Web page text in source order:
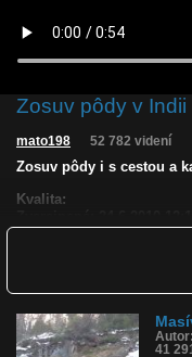
Zosuv pôdy v Indii
mato198 52 782 videní
Zosuv pôdy i s cestou a
Kvalita:
Tagy: india, zosuv pôdy,
História sledovanosti videa:
41